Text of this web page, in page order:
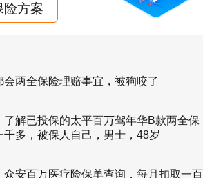
费一年多少钱？
车保险费一年多少钱？首先要
你上不路，全国统一价，一年
，6座以上的需要1100元。
，不同价位的车保险费用也有
，买起来可要仔细看，可以选
险方案
两全保险理赔事宜，被狗咬了
了解已投保的太平百万驾年华B款两全保
千多，被保人自己，男士，48岁
众安百万医疗险保单查询，每月扣取一百